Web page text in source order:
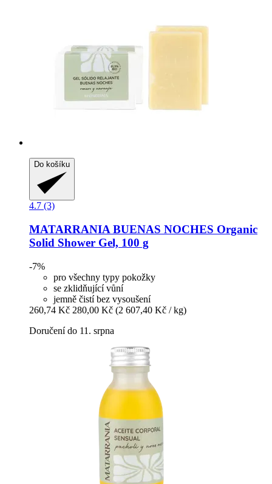
Do košíku
4.7 (3)
MATARRANIA BUENAS NOCHES Organic
Solid Shower Gel, 100 g
-7%
pro všechny typy pokožky
se zklidňující vůní
jemně čistí bez vysoušení
260,74 Kč 280,00 Kč (2 607,40 Kč / kg)
Doručení do 11. srpna